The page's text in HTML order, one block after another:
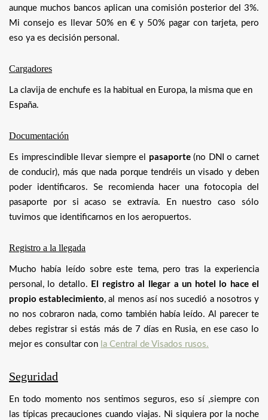
aunque muchos bancos aplican una comisión posterior del 3%.
Mi consejo es llevar 50% en € y 50% pagar con tarjeta, pero
eso ya es decisión personal.
Cargadores
La clavija de enchufe es la habitual en Europa, la misma que en
España.
Documentación
Es imprescindible llevar siempre el pasaporte(no DNI o carnet
de conducir), más que nada porque tendréis un visado y deben
poder identificaros. Se recomienda hacer una fotocopia del
pasaporte por si acaso se extravía. En nuestro caso sólo
tuvimos que identificarnos en los aeropuertos.
Registro a la llegada
Mucho había leído sobre este tema, pero tras la experiencia
personal, lo detallo. El registro al llegar a un hotel lo hace el
propio establecimiento, al menos así nos sucedió a nosotros y
no nos cobraron nada, como también había leído. Al parecer te
debes registrar si estás más de 7 días en Rusia, en ese caso lo
mejor es consultar con la Central de Visados rusos.
Seguridad
En todo momento nos sentimos seguros, eso sí ,siempre con
las típicas precauciones cuando viajas. Ni siquiera por la noche